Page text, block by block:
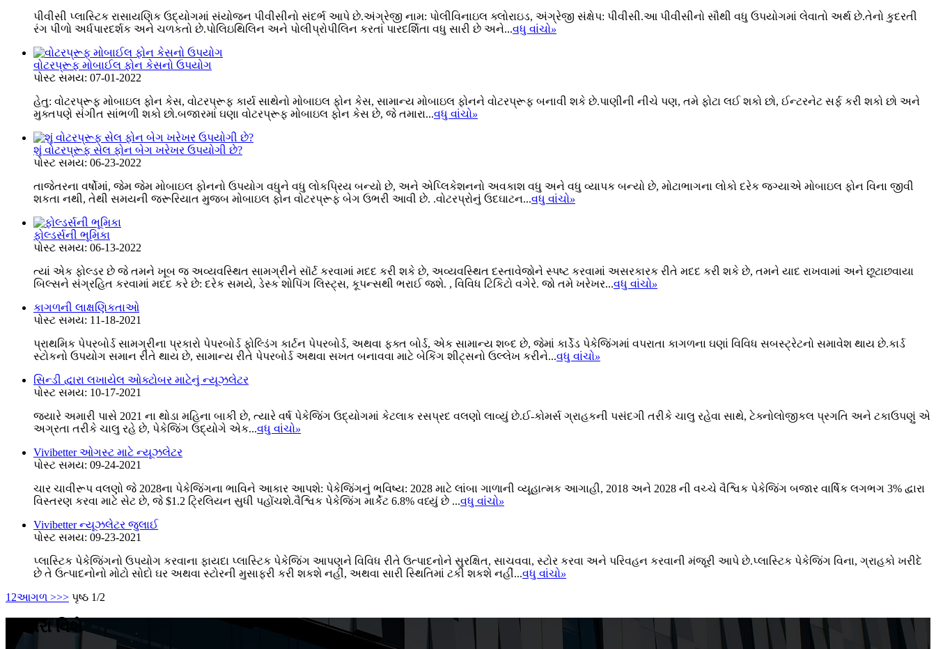
પીવીસી પ્લાસ્ટિક રાસાયણિક ઉદ્યોગમાં સંયોજન પીવીસીનો સંદર્ભ આપે છે.અંગ્રેજી નામ: પોલીવિનાઇલ ક્લોરાઇડ, અંગ્રેજી સંક્ષેપ: પીવીસી.આ પીવીસીનો સૌથી વધુ ઉપયોગમાં લેવાતો અર્થ છે.તેનો કુદરતી
રંગ પીળો અર્ધપારદર્શક અને ચળકતો છે.પોલિઇથિલિન અને પોલીપ્રોપીલિન કરતાં પારદર્શિતા વધુ સારી છે અને...વધુ વાંચો»
વોટરપ્રૂફ મોબાઈલ ફોન કેસનો ઉપયોગ
પોસ્ટ સમય: 07-01-2022
હેતુ: વોટરપ્રૂફ મોબાઇલ ફોન કેસ, વોટરપ્રૂફ કાર્ય સાથેનો મોબાઇલ ફોન કેસ, સામાન્ય મોબાઇલ ફોનને વોટરપ્રૂફ બનાવી શકે છે.પાણીની નીચે પણ, તમે ફોટા લઈ શકો છો, ઈન્ટરનેટ સર્ફ કરી શકો છો અને
મુક્તપણે સંગીત સાંભળી શકો છો.બજારમાં ઘણા વોટરપ્રૂફ મોબાઇલ ફોન કેસ છે, જે તમારા...વધુ વાંચો»
શું વોટરપ્રૂફ સેલ ફોન બેગ ખરેખર ઉપયોગી છે?
પોસ્ટ સમય: 06-23-2022
તાજેતરના વર્ષોમાં, જેમ જેમ મોબાઇલ ફોનનો ઉપયોગ વધુને વધુ લોકપ્રિય બન્યો છે, અને એપ્લિકેશનનો અવકાશ વધુ અને વધુ વ્યાપક બન્યો છે, મોટાભાગના લોકો દરેક જગ્યાએ મોબાઇલ ફોન વિના જીવી
શકતા નથી, તેથી સમયની જરૂરિયાત મુજબ મોબાઇલ ફોન વોટરપ્રૂફ બેગ ઉભરી આવી છે. .વોટરપ્રોનું ઉદઘાટન...વધુ વાંચો»
ફોલ્ડર્સની ભૂમિકા
પોસ્ટ સમય: 06-13-2022
ત્યાં એક ફોલ્ડર છે જે તમને ખૂબ જ અવ્યવસ્થિત સામગ્રીને સૉર્ટ કરવામાં મદદ કરી શકે છે, અવ્યવસ્થિત દસ્તાવેજોને સ્પષ્ટ કરવામાં અસરકારક રીતે મદદ કરી શકે છે, તમને યાદ રાખવામાં અને છૂટાછવાયા
બિલ્સને સંગ્રહિત કરવામાં મદદ કરે છે: દરેક સમયે, ડેસ્ક શોપિંગ લિસ્ટ્સ, કૂપન્સથી ભરાઈ જશે. , વિવિધ ટિકિટો વગેરે. જો તમે ખરેખર...વધુ વાંચો»
કાગળની લાક્ષણિકતાઓ
પોસ્ટ સમય: 11-18-2021
પ્રાથમિક પેપરબોર્ડ સામગ્રીના પ્રકારો પેપરબોર્ડ ફોલ્ડિંગ કાર્ટન પેપરબોર્ડ, અથવા ફક્ત બોર્ડ, એક સામાન્ય શબ્દ છે, જેમાં કાર્ડેડ પેકેજિંગમાં વપરાતા કાગળના ઘણાં વિવિધ સબસ્ટ્રેટનો સમાવેશ થાય છે.કાર્ડ
સ્ટોકનો ઉપયોગ સમાન રીતે થાય છે, સામાન્ય રીતે પેપરબોર્ડ અથવા સખત બનાવવા માટે બેકિંગ શીટ્સનો ઉલ્લેખ કરીને...વધુ વાંચો»
સિન્ડી દ્વારા લખાયેલ ઓક્ટોબર માટેનું ન્યૂઝલેટર
પોસ્ટ સમય: 10-17-2021
જ્યારે અમારી પાસે 2021 ના ​​થોડા મહિના બાકી છે, ત્યારે વર્ષ પેકેજિંગ ઉદ્યોગમાં કેટલાક રસપ્રદ વલણો લાવ્યું છે.ઈ-કોમર્સ ગ્રાહકની પસંદગી તરીકે ચાલુ રહેવા સાથે, ટેક્નોલોજીકલ પ્રગતિ અને ટકાઉપણું એ
અગ્રતા તરીકે ચાલુ રહે છે, પેકેજિંગ ઉદ્યોગે એક...વધુ વાંચો»
Vivibetter ઓગસ્ટ માટે ન્યૂઝલેટર
પોસ્ટ સમય: 09-24-2021
ચાર ચાવીરૂપ વલણો જે 2028ના પેકેજિંગના ભાવિને આકાર આપશે: પેકેજિંગનું ભવિષ્ય: 2028 માટે લાંબા ગાળાની વ્યૂહાત્મક આગાહી, 2018 અને 2028 ની વચ્ચે વૈશ્વિક પેકેજિંગ બજાર વાર્ષિક લગભગ 3% દ્વારા
વિસ્તરણ કરવા માટે સેટ છે, જે $1.2 ટ્રિલિયન સુધી પહોંચશે.વૈશ્વિક પેકેજિંગ માર્કેટ 6.8% વધ્યું છે ...વધુ વાંચો»
Vivibetter ન્યૂઝલેટર જુલાઈ
પોસ્ટ સમય: 09-23-2021
પ્લાસ્ટિક પેકેજિંગનો ઉપયોગ કરવાના ફાયદા પ્લાસ્ટિક પેકેજિંગ આપણને વિવિધ રીતે ઉત્પાદનોને સુરક્ષિત, સાચવવા, સ્ટોર કરવા અને પરિવહન કરવાની મંજૂરી આપે છે.પ્લાસ્ટિક પેકેજિંગ વિના, ગ્રાહકો ખરીદે
છે તે ઉત્પાદનોનો મોટો સોદો ઘર અથવા સ્ટોરની મુસાફરી કરી શકશે નહીં, અથવા સારી સ્થિતિમાં ટકી શકશે નહીં...વધુ વાંચો»
1 2આગળ >>> પૃષ્ઠ 1/2
અમારા વિશે